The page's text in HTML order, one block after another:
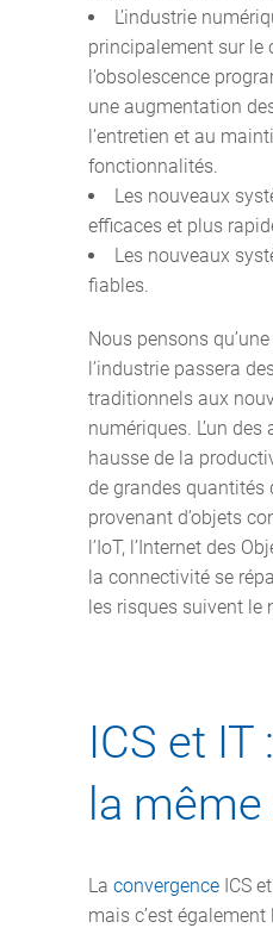
L’industrie
principalement sur le
l’obsolescence
une augmentation
l’entretien et au
fonctionnalités.
Les nouveaux
efficaces et plus
Les nouveaux
fiables.
Nous pensons
l’industrie passera
traditionnels aux
numériques. L’un
hausse de la
de grandes quantités
provenant d’objets
l’IoT, l’Internet des
la connectivité se
les risques suivent le
ICS et IT
la
La convergence ICS
mais c’est